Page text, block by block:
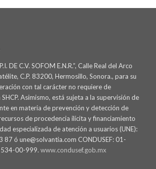
DE C.V. SOFOM E.N.R.”, Calle Real del Arco
C.P. 83200, Hermosillo, Sonora., para su
con tal carácter no requiere de
Asimismo, está sujeta a la supervisión de
en materia de prevención y detección de
de procedencia ilícita y financiamiento
especializada de atención a usuarios (UNE):
87 ó une@solvantia.com CONDUSEF: 01-
00-999. www.condusef.gob.mx